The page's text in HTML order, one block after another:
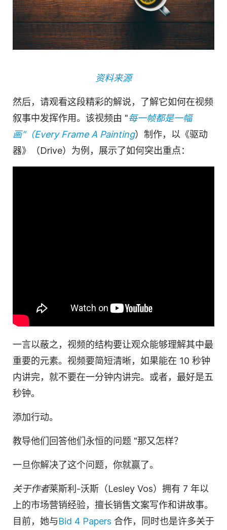
资料来源
然后，请观看这段精彩的解说，了解它如何在视频
叙事中发挥作用。该视频由 "每一帧都是一幅
画"（Every Frame A Painting）制作，以《驱动
器》（Drive）为例，展示了如何突出重点：
一言以蔽之，视频的结构要让观众能够理解其中最
重要的元素。视频要简短清晰，如果能在 10 秒钟
内讲完，就不要在一分钟内讲完。或者，最好是五
秒钟。
添加行动。
教导他们回答他们永恒的问题 "那又怎样？
一旦你解决了这个问题，你就赢了。
关于作者莱斯利-沃斯（Lesley Vos）拥有 7 年以
上的市场营销经验，擅长销售文案写作和讲故事。
目前，她与Bid 4 Papers 合作，同时也是许多关于